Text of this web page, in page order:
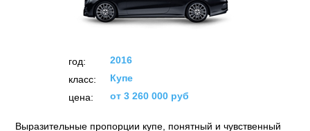
год:
2016
класс:
Купе
цена:
от 3 260 000 руб
Выразительные пропорции купе, понятный и чувственный